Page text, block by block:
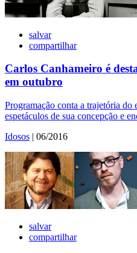
salvar
compartilhar
Carlos Canhameiro é
em outubro
Programação conta a trajetória do
espetáculos de sua concepção e
Idosos | 06/2016
salvar
compartilhar